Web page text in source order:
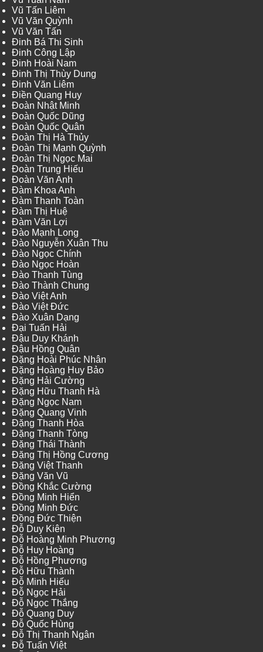
Vũ Tấn Liêm
Vũ Văn Quỳnh
Vũ Văn Tấn
Đinh Bá Thi Sinh
Đinh Công Lập
Đinh Hoài Nam
Đinh Thị Thùy Dung
Đinh Văn Liêm
Điền Quang Huy
Đoàn Nhật Minh
Đoàn Quốc Dũng
Đoàn Quốc Quân
Đoàn Thị Hà Thủy
Đoàn Thị Mạnh Quỳnh
Đoàn Thị Ngọc Mai
Đoàn Trung Hiếu
Đoàn Văn Anh
Đàm Khoa Anh
Đàm Thanh Toàn
Đàm Thị Huệ
Đàm Văn Lợi
Đào Mạnh Long
Đào Nguyễn Xuân Thu
Đào Ngọc Chính
Đào Ngọc Hoàn
Đào Thanh Tùng
Đào Thành Chung
Đào Việt Anh
Đào Việt Đức
Đào Xuân Dạng
Đại Tuấn Hải
Đậu Duy Khánh
Đậu Hồng Quân
Đặng Hoài Phúc Nhân
Đặng Hoàng Huy Bảo
Đặng Hải Cường
Đặng Hữu Thanh Hà
Đặng Ngọc Nam
Đặng Quang Vinh
Đặng Thanh Hòa
Đặng Thanh Tòng
Đặng Thái Thành
Đặng Thị Hồng Cương
Đặng Việt Thanh
Đặng Văn Vũ
Đồng Khắc Cường
Đồng Minh Hiển
Đồng Minh Đức
Đồng Đức Thiện
Đỗ Duy Kiên
Đỗ Hoàng Minh Phương
Đỗ Huy Hoàng
Đỗ Hồng Phương
Đỗ Hữu Thành
Đỗ Minh Hiếu
Đỗ Ngọc Hải
Đỗ Ngọc Thắng
Đỗ Quang Duy
Đỗ Quốc Hùng
Đỗ Thị Thanh Ngân
Đỗ Tuấn Việt